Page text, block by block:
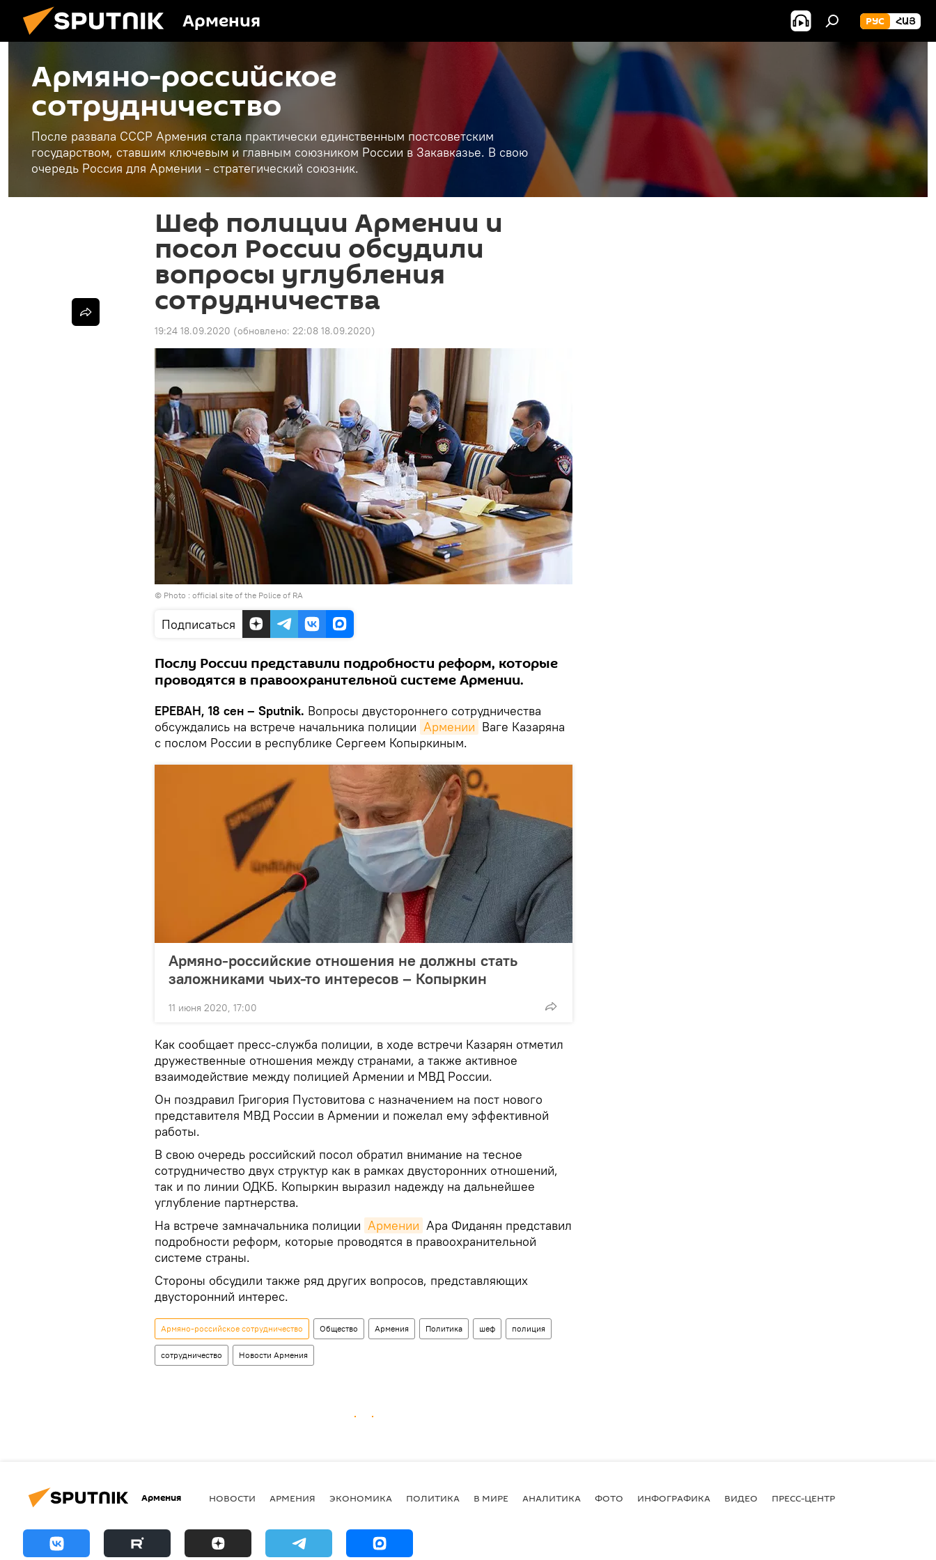
Армения РУС ՀԱՅ
Армяно-российское
сотрудничество
После развала СССР Армения стала практически единственным постсоветским
государством, ставшим ключевым и главным союзником России в Закавказье. В свою
очередь Россия для Армении - стратегический союзник.
Шеф полиции Армении и
посол России обсудили
вопросы углубления
сотрудничества
19:24 18.09.2020 (обновлено: 22:08 18.09.2020)
© Photo : official site of the Police of RA
Подписаться
Послу России представили подробности реформ, которые
проводятся в правоохранительной системе Армении.
ЕРЕВАН, 18 сен – Sputnik. Вопросы двустороннего сотрудничества
обсуждались на встрече начальника полиции Армении Ваге Казаряна
с послом России в республике Сергеем Копыркиным.
Армяно-российские отношения не должны стать
заложниками чьих-то интересов – Копыркин
11 июня 2020, 17:00
Как сообщает пресс-служба полиции, в ходе встречи Казарян отметил
дружественные отношения между странами, а также активное
взаимодействие между полицией Армении и МВД России.
Он поздравил Григория Пустовитова с назначением на пост нового
представителя МВД России в Армении и пожелал ему эффективной
работы.
В свою очередь российский посол обратил внимание на тесное
сотрудничество двух структур как в рамках двусторонних отношений,
так и по линии ОДКБ. Копыркин выразил надежду на дальнейшее
углубление партнерства.
На встрече замначальника полиции Армении Ара Фиданян представил
подробности реформ, которые проводятся в правоохранительной
системе страны.
Стороны обсудили также ряд других вопросов, представляющих
двусторонний интерес.
Армяно-российское сотрудничество Общество Армения Политика шеф полиция
сотрудничество Новости Армения
Армения НОВОСТИ АРМЕНИЯ ЭКОНОМИКА ПОЛИТИКА В МИРЕ АНАЛИТИКА ФОТО ИНФОГРАФИКА ВИДЕО ПРЕСС-ЦЕНТР